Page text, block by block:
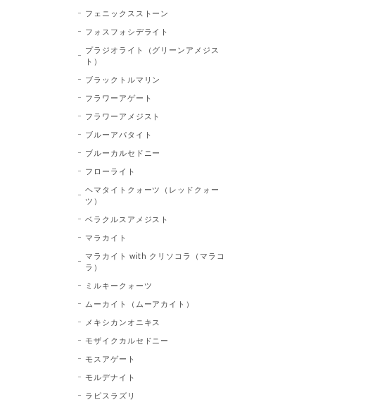
フェニックスストーン
フォスフォシデライト
プラジオライト（グリーンアメジス
ト）
ブラックトルマリン
フラワーアゲート
フラワーアメジスト
ブルーアパタイト
ブルーカルセドニー
フローライト
ヘマタイトクォーツ（レッドクォー
ツ）
ベラクルスアメジスト
マラカイト
マラカイト with クリソコラ（マラコ
ラ）
ミルキークォーツ
ムーカイト（ムーアカイト）
メキシカンオニキス
モザイクカルセドニー
モスアゲート
モルデナイト
ラピスラズリ